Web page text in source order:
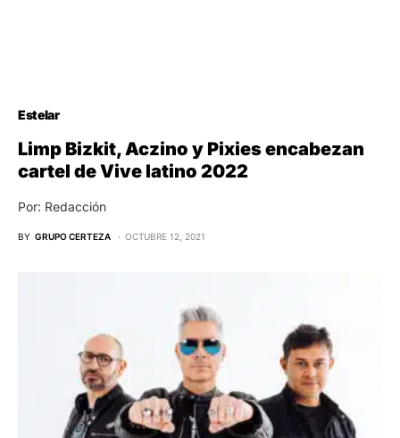
Estelar
Limp Bizkit, Aczino y Pixies encabezan
cartel de Vive latino 2022
Por: Redacción
BY GRUPO CERTEZA OCTUBRE 12, 2021